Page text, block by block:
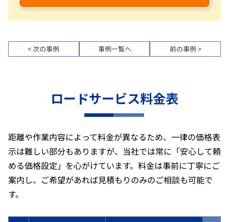
< 次の事例 事例一覧へ 前の事例 >
ロードサービス料金表
距離や作業内容によって料金が異なるため、一律の価格表
示は難しい部分もありますが、当社では常に「安心して頼
める価格設定」を心がけています。料金は事前に丁寧にご
案内し、ご希望があれば見積もりのみのご相談も可能で
す。